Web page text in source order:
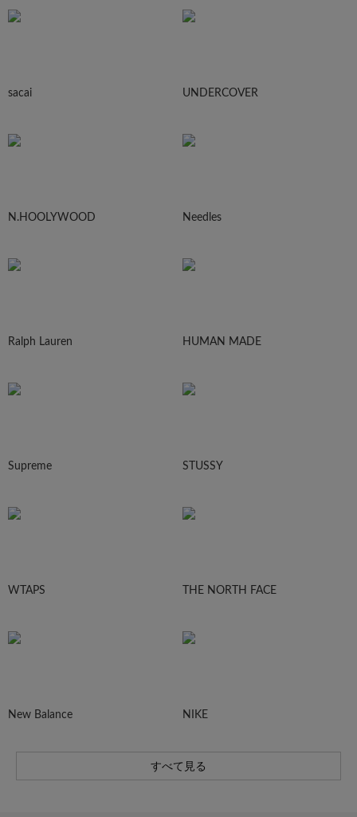
sacai UNDERCOVER
N.HOOLYWOOD Needles
Ralph Lauren HUMAN MADE
Supreme STUSSY
WTAPS THE NORTH FACE
New Balance NIKE
すべて見る